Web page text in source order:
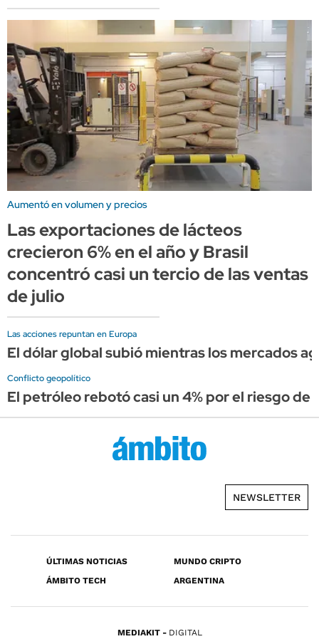
Aumentó en volumen y precios
Las exportaciones de lácteos
crecieron 6% en el año y Brasil
concentró casi un tercio de las ventas
de julio
Las acciones repuntan en Europa
El dólar global subió mientras los mercados
Conflicto geopolítico
El petróleo rebotó casi un 4% por el riesgo
NEWSLETTER
ÚLTIMAS NOTICIAS
MUNDO CRIPTO
ÁMBITO TECH
ARGENTINA
MEDIAKIT DIGITAL